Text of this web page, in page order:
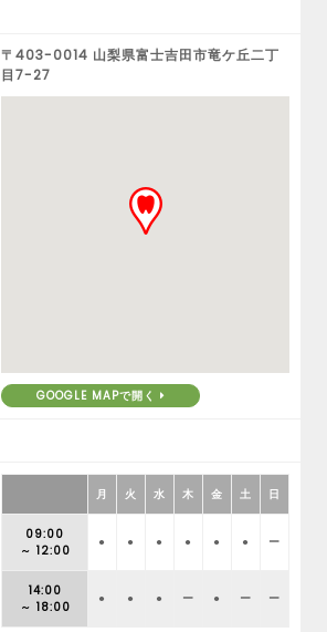
〒403-0014 山梨県富士吉田市竜ケ丘二丁
目7-27
GOOGLE MAPで開く
月 火 水 木 金 土 日
09:00
～ 12:00
● ● ● ● ● ● ー
14:00
～ 18:00
● ● ● ー ● ー ー